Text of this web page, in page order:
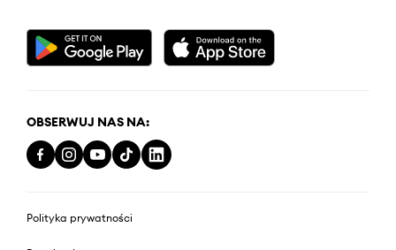
OBSERWUJ NAS NA:
Polityka prywatności